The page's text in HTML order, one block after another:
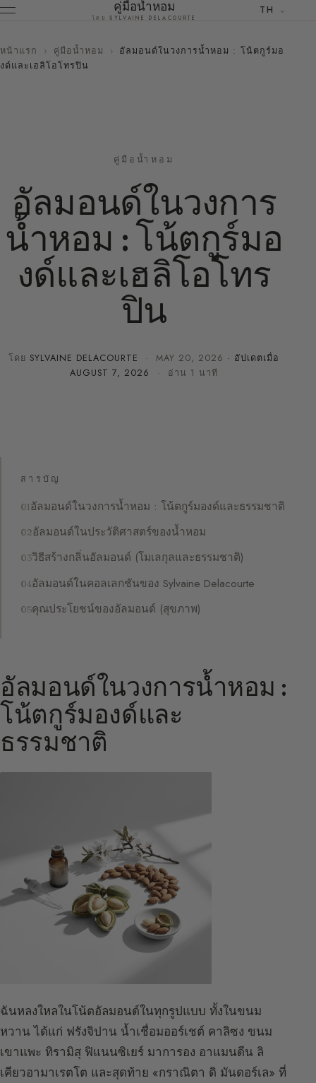
คู่มือน้ำหอม
โดย SYLVAINE DELACOURTE
TH
หน้าแรก › คู่มือน้ำหอม › อัลมอนด์ในวงการน้ำหอม : โน้ตกูร์มอ
งด์และเฮลิโอโทรปิน
คู่มือน้ำหอม
อัลมอนด์ในวงการ
น้ำหอม : โน้ตกูร์มอ
งด์และเฮลิโอโทร
ปิน
โดย SYLVAINE DELACOURTE ·MAY 20, 2026 · อัปเดตเมื่อ
AUGUST 7, 2026
· อ่าน 1 นาที
สารบัญ
อัลมอนด์ในวงการน้ำหอม : โน้ตกูร์มองด์และธรรมชาติ
อัลมอนด์ในประวัติศาสตร์ของน้ำหอม
วิธีสร้างกลิ่นอัลมอนด์ (โมเลกุลและธรรมชาติ)
อัลมอนด์ในคอลเลกชันของ Sylvaine Delacourte
คุณประโยชน์ของอัลมอนด์ (สุขภาพ)
อัลมอนด์ในวงการน้ำหอม :
โน้ตกูร์มองด์และ
ธรรมชาติ
ฉันหลงใหลในโน้ตอัลมอนด์ในทุกรูปแบบ ทั้งในขนม
หวาน ได้แก่ ฟรังจิปาน น้ำเชื่อมออร์เชต์ คาลิซง ขนม
เขาแพะ ทิรามิสุ ฟิแนนซิเยร์ มาการอง อาแมนดีน ลิ
เคียวอามาเรตโต และสุดท้าย «กราณิตา ดิ มันดอร์เล» ที่